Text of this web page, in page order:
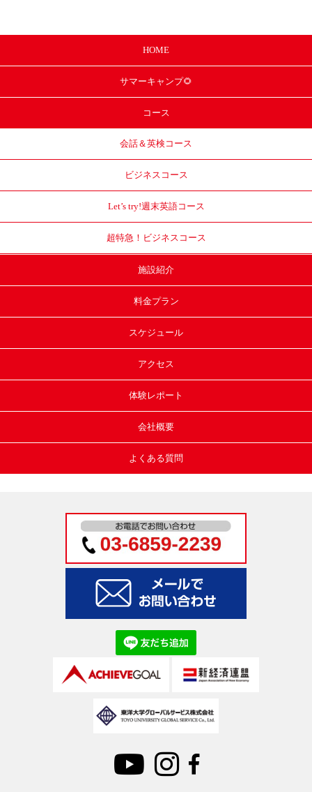
HOME
サマーキャンプ🌻
コース
会話＆英検コース
ビジネスコース
Let’s try!週末英語コース
超特急！ ビジネスコース
施設紹介
料金プラン
スケジュール
アクセス
体験レポート
会社概要
よくある質問